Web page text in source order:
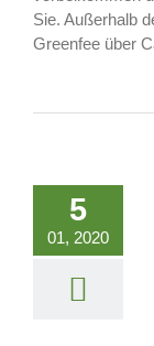
Sie. Außerhalb
Greenfee über
5
01, 2020